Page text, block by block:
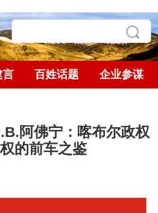
言 百姓话题 企业参谋
阿佛宁：喀布尔政权
的前车之鉴